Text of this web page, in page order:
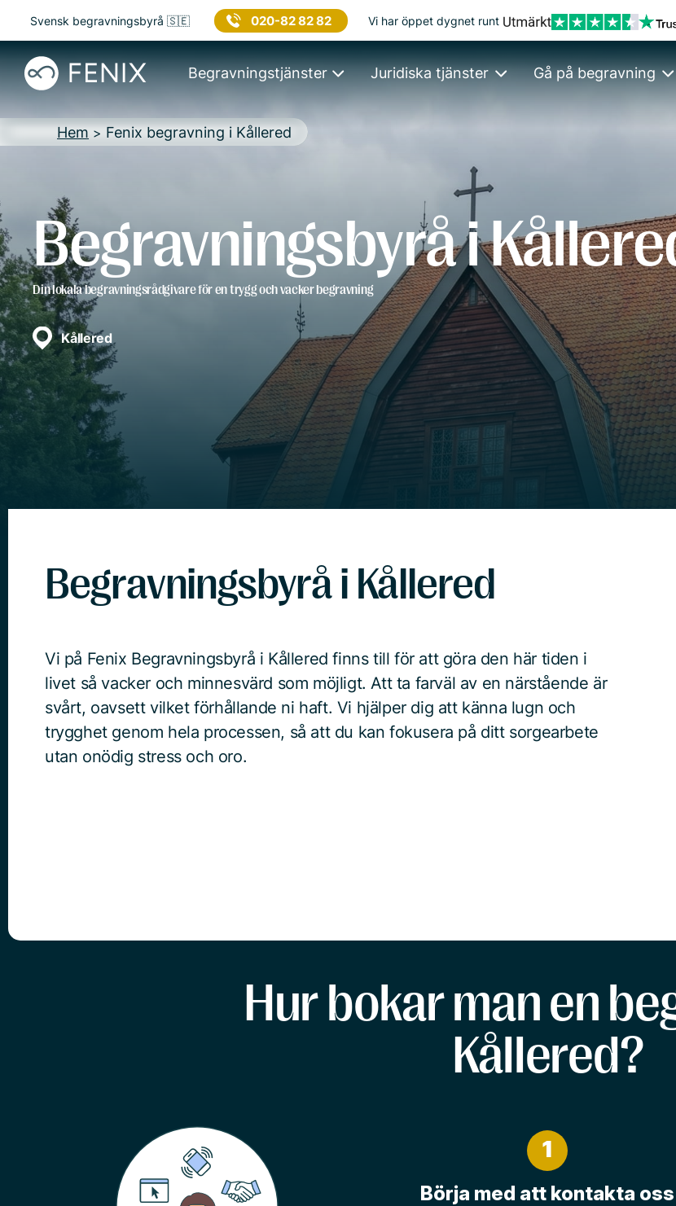
Svensk begravningsbyrå 🇸🇪 020-82 82 82 Vi har öppet dygnet runt
Begravningstjänster Juridiska tjänster Gå på begravning
Hem > Fenix begravning i Kållered
Begravningsbyrå i
Din lokala begravningsrådgivare för en trygg och vacker begravning
Kållered
Begravningsbyrå i Kållered
Vi på Fenix Begravningsbyrå i Kållered finns till för att göra den här tiden i
livet så vacker och minnesvärd som möjligt. Att ta farväl av en närstående är
svårt, oavsett vilket förhållande ni haft. Vi hjälper dig att känna lugn och
trygghet genom hela processen, så att du kan fokusera på ditt sorgearbete
utan onödig stress och oro.
Hur bokar man en
Kållered?
1
Börja med att kontakta oss